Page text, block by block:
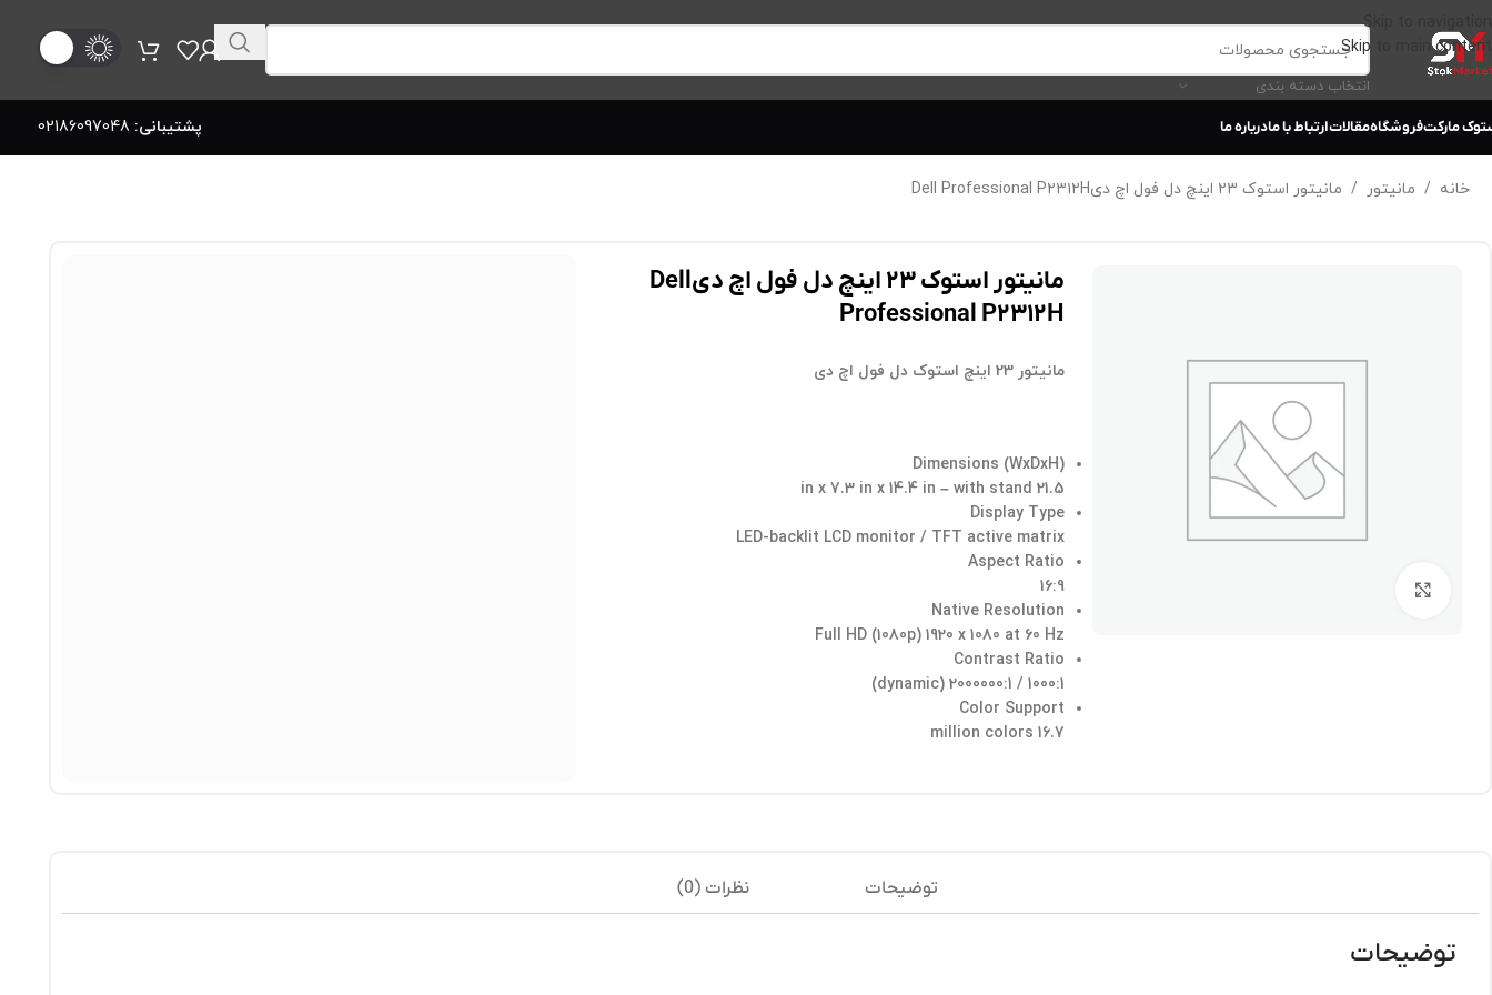
Skip to navigation
Skip to main content
انتخاب دسته بندی
مارکتفروشگاهمقالاتارتباط با مادرباره ما پشتیبانی: 02186097048
خانه / مانیتور / مانیتور استوک ۲۳ اینچ دل فول اچ دیDell Professional P۲۳۱۲H
مانیتور استوک ۲۳ اینچ دل فول اچ دیDell
Professional P۲۳۱۲H
مانیتور 23 اینچ استوک دل فول اچ دی
Dimensions (WxDxH)
21.5 in x 7.3 in x 14.4 in – with stand
Display Type
LED-backlit LCD monitor / TFT active matrix
Aspect Ratio
16:9
Native Resolution
Full HD (1080p) 1920 x 1080 at 60 Hz
Contrast Ratio
1000:1 / 2000000:1 (dynamic)
Color Support
16.7 million colors
توضیحات نظرات (0)
توضیحات